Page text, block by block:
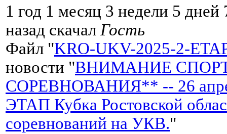
1 год 1 месяц 3 недели 5
назад скачал Гость
Файл "KRO-UKV-2025-2-
новости "ВНИМАНИЕ
СОРЕВНОВАНИЯ** -- 26
ЭТАП Кубка Ростовской
соревнований на УКВ."